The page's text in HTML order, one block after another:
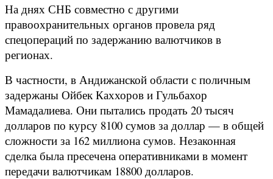
На днях СНБ совместно с другими
правоохранительных органов провела ряд
спецопераций по задержанию валютчиков в
регионах.
В частности, в Андижанской области с поличным
задержаны Ойбек Каххоров и Гульбахор
Мамадалиева. Они пытались продать 20 тысяч
долларов по курсу 8100 сумов за доллар — в общей
сложности за 162 миллиона сумов. Незаконная
сделка была пресечена оперативниками в момент
передачи валютчикам 18800 долларов.